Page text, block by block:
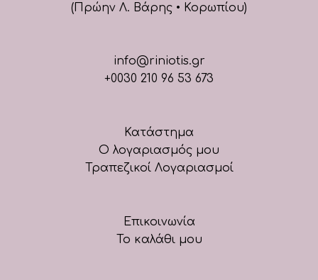
(Πρώην Λ. Βάρης • Κορωπίου)
info@riniotis.gr
+0030 210 96 53 673
Κατάστημα
Ο λογαριασμός μου
Τραπεζικοί Λογαριασμοί
Επικοινωνία
Το καλάθι μου